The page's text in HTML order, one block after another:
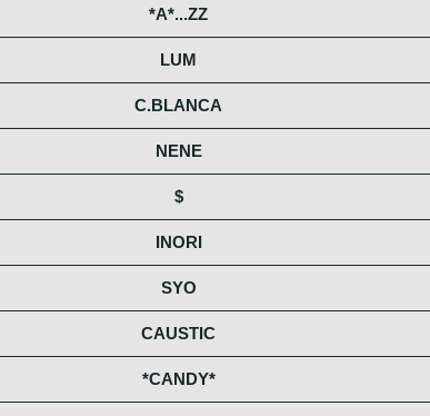
*A*...ZZ
LUM
C.BLANCA
NENE
$
INORI
SYO
CAUSTIC
*CANDY*